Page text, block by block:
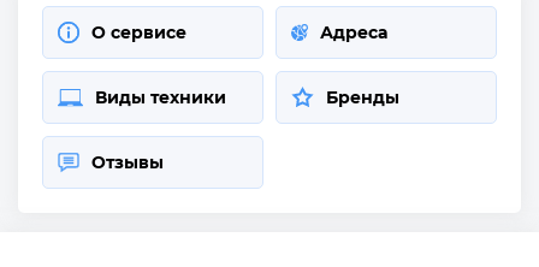
О сервисе Адреса
Виды техники Бренды
Отзывы